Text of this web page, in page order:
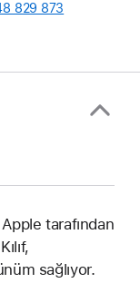
829 873
tarafından
sağlıyor.